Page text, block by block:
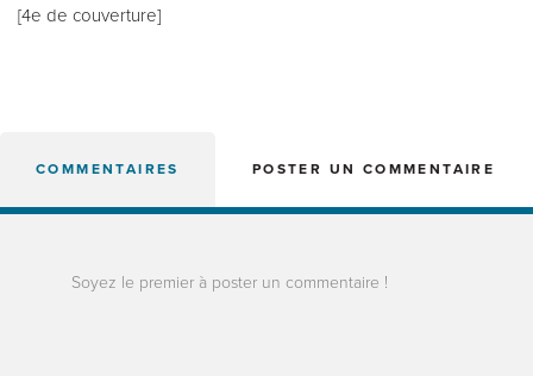
[4e de couverture]
COMMENTAIRES POSTER UN COMMENTAIRE
Soyez le premier à poster un commentaire !